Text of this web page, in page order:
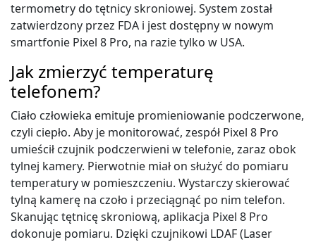
termometry do tętnicy skroniowej. System został
zatwierdzony przez FDA i jest dostępny w nowym
smartfonie Pixel 8 Pro, na razie tylko w USA.
Jak zmierzyć temperaturę
telefonem?
Ciało człowieka emituje promieniowanie podczerwone,
czyli ciepło. Aby je monitorować, zespół Pixel 8 Pro
umieścił czujnik podczerwieni w telefonie, zaraz obok
tylnej kamery. Pierwotnie miał on służyć do pomiaru
temperatury w pomieszczeniu. Wystarczy skierować
tylną kamerę na czoło i przeciągnąć po nim telefon.
Skanując tętnicę skroniową, aplikacja Pixel 8 Pro
dokonuje pomiaru. Dzięki czujnikowi LDAF (Laser